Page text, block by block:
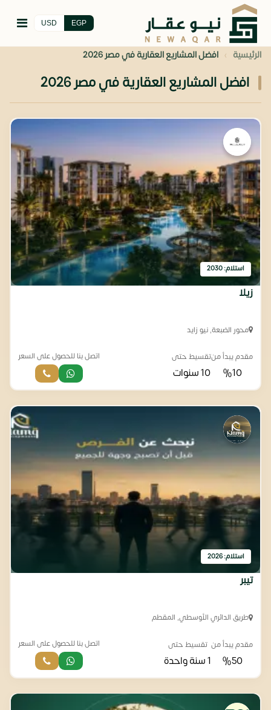
EGP
USD
الرئيسية › افضل المشاريع العقارية في مصر 2026
افضل المشاريع العقارية في مصر 2026
استلام: 2030
زيلا
محور الضبعة, نيو زايد
مقدم يبدأ من
%10
تقسيط حتى
10 سنوات
اتصل بنا للحصول على السعر
استلام: 2026
تيبر
طريق الدائري الأوسطي, المقطم
مقدم يبدأ من
%50
تقسيط حتى
1 سنة واحدة
اتصل بنا للحصول على السعر